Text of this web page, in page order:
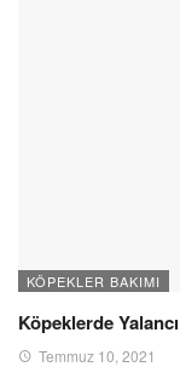
KÖPEKLER BAKIMI
Köpeklerde
Temmuz 10, 2021